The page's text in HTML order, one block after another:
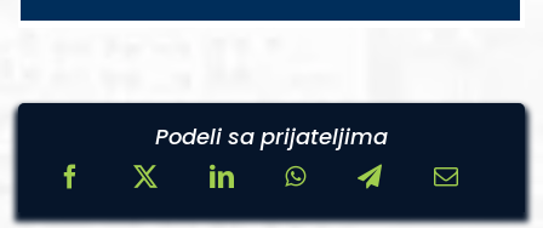
Podeli sa prijateljima